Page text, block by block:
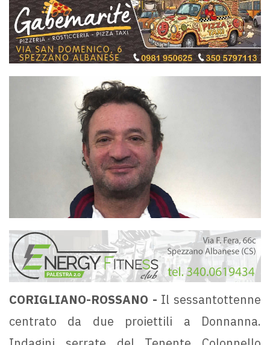
CORIGLIANO-ROSSANO - Il sessantottenne
centrato da due proiettili a Donnanna.